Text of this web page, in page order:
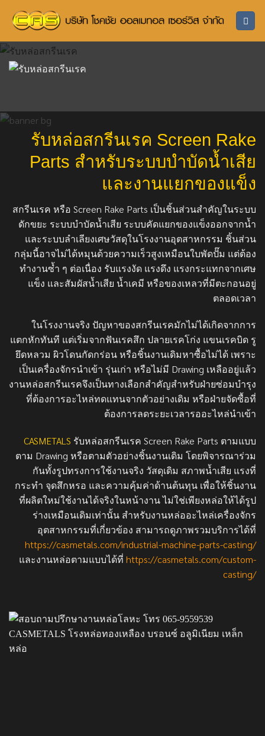
เนื้อหา
รับหล่อสกรีนเรค Screen Rake
Parts สำหรับระบบบำบัดน้ำเสีย
และงานแยกของแข็ง
สกรีนเรค หรือ Screen Rake Parts เป็นชิ้นส่วนสำคัญในระบบ
ดักขยะ ระบบบำบัดน้ำเสีย ระบบคัดแยกของแข็งออกจากน้ำ
และระบบลำเลียงเศษวัสดุในโรงงานอุตสาหกรรม ชิ้นส่วน
กลุ่มนี้อาจไม่ได้หมุนด้วยความเร็วสูงเหมือนใบพัดปั๊ม แต่ต้อง
ทำงานซ้ำ ๆ ต่อเนื่อง รับแรงงัด แรงดึง แรงกระแทกจากเศษ
แข็ง และสัมผัสน้ำเสีย น้ำเคมี หรือของเหลวที่มีตะกอนอยู่
ตลอดเวลา
ในโรงงานจริง ปัญหาของสกรีนเรคมักไม่ได้เกิดจากการ
แตกหักทันที แต่เริ่มจากฟันเรคสึก ปลายเรคโก่ง แขนเรคบิด รู
ยึดหลวม ผิวโดนกัดกร่อน หรือชิ้นงานเดิมหาซื้อไม่ได้ เพราะ
เป็นเครื่องจักรนำเข้า รุ่นเก่า หรือไม่มี Drawing เหลืออยู่แล้ว
งานหล่อสกรีนเรคจึงเป็นทางเลือกสำคัญสำหรับฝ่ายซ่อมบำรุง
ที่ต้องการอะไหล่ทดแทนจากตัวอย่างเดิม หรือฝ่ายจัดซื้อที่
ต้องการลดระยะเวลารออะไหล่นำเข้า
CASMETALS รับหล่อสกรีนเรค Screen Rake Parts ตามแบบ
ตาม Drawing หรือตามตัวอย่างชิ้นงานเดิม โดยพิจารณาร่วม
กันทั้งรูปทรงการใช้งานจริง วัสดุเดิม สภาพน้ำเสีย แรงที่
กระทำ จุดสึกหรอ และความคุ้มค่าด้านต้นทุน เพื่อให้ชิ้นงาน
ที่ผลิตใหม่ใช้งานได้จริงในหน้างาน ไม่ใช่เพียงหล่อให้ได้รูป
ร่างเหมือนเดิมเท่านั้น สำหรับงานหล่ออะไหล่เครื่องจักร
อุตสาหกรรมที่เกี่ยวข้อง สามารถดูภาพรวมบริการได้ที่
https://casmetals.com/industrial-machine-parts-casting/
และงานหล่อตามแบบได้ที่ https://casmetals.com/custom-
casting/